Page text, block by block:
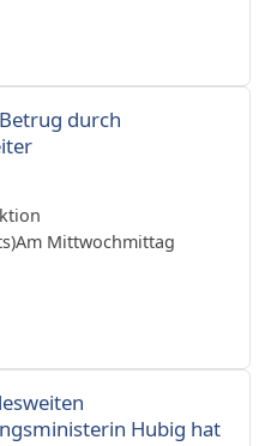
durch
Mittwochmittag
Hubig hat